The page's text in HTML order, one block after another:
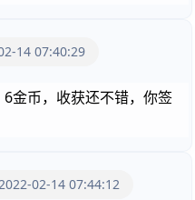
14 07:40:29
金币，收获还不错，你签
2022-02-14 07:44:12